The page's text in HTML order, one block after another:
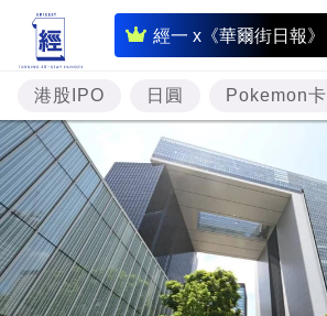
經一 x《華爾街日報》
即
時
財
經
專
題
投
資
樓
港股IPO 日圓 Pokemon卡